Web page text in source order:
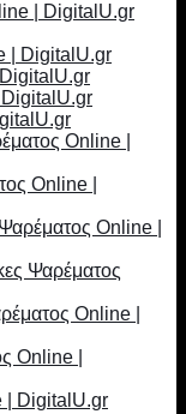
| DigitalU.gr
| DigitalU.gr
DigitalU.gr
Online |
Online |
Online |
Ψαρέματος
Online |
Online |
| DigitalU.gr